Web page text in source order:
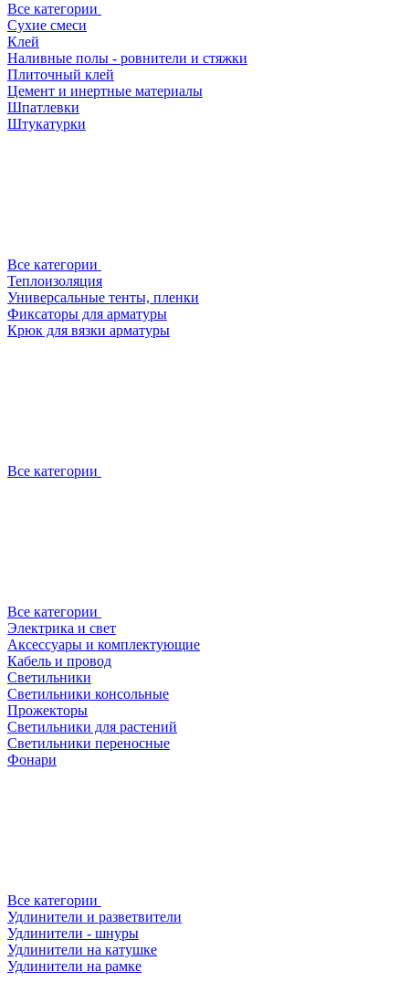
Все категории
Сухие смеси
Клей
Наливные полы - ровнители и стяжки
Плиточный клей
Цемент и инертные материалы
Шпатлевки
Штукатурки
Все категории
Теплоизоляция
Универсальные тенты, пленки
Фиксаторы для арматуры
Крюк для вязки арматуры
Все категории
Все категории
Электрика и свет
Аксессуары и комплектующие
Кабель и провод
Светильники
Светильники консольные
Прожекторы
Светильники для растений
Светильники переносные
Фонари
Все категории
Удлинители и разветвители
Удлинители - шнуры
Удлинители на катушке
Удлинители на рамке